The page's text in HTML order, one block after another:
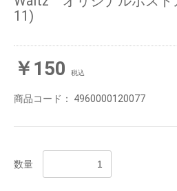
11)
￥150 税込
商品コード： 4960000120077
数量